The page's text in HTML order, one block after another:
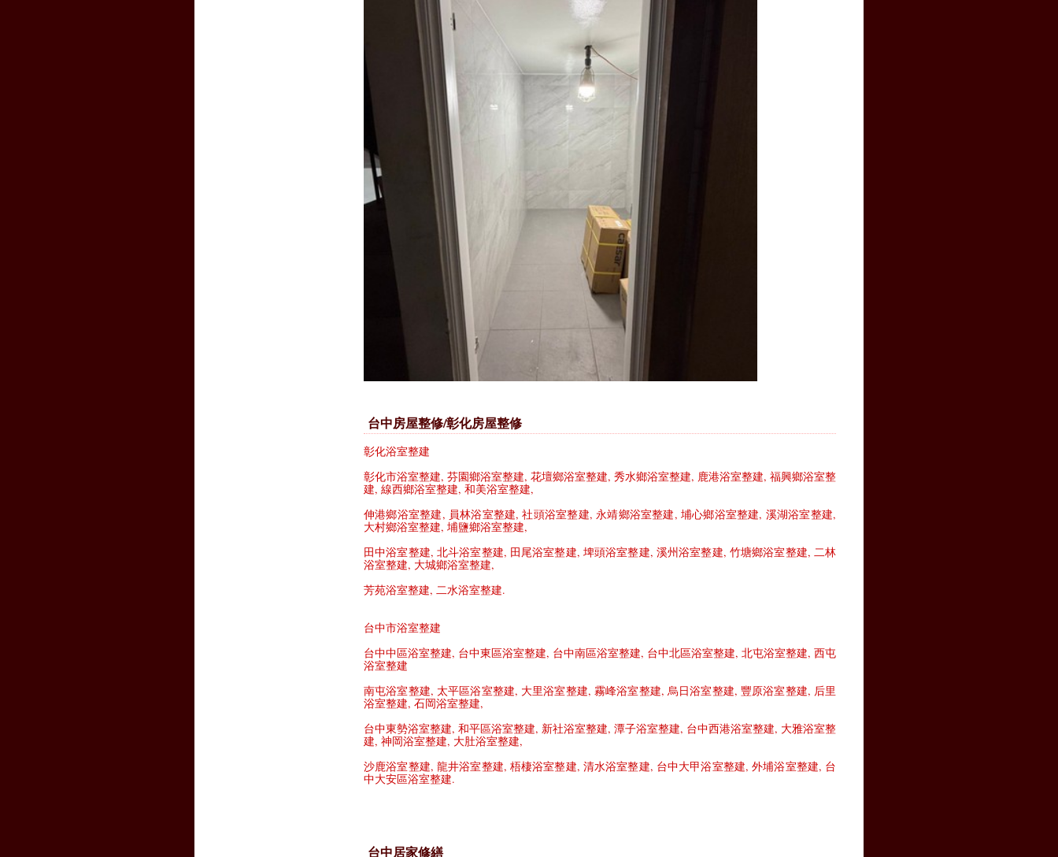
台中房屋整修/彰化房屋整修
彰化浴室整建
彰化市浴室整建, 芬園鄉浴室整建, 花壇鄉浴室整建, 秀水鄉浴室整建, 鹿港浴室整建, 福興鄉浴室整
建, 線西鄉浴室整建, 和美浴室整建,
伸港鄉浴室整建, 員林浴室整建,社頭浴室整建, 永靖鄉浴室整建, 埔心鄉浴室整建, 溪湖浴室整建,
大村鄉浴室整建, 埔鹽鄉浴室整建,
田中浴室整建, 北斗浴室整建, 田尾浴室整建, 埤頭浴室整建, 溪州浴室整建, 竹塘鄉浴室整建, 二林
浴室整建, 大城鄉浴室整建,
芳苑浴室整建, 二水浴室整建.
台中市浴室整建
台中中區浴室整建, 台中東區浴室整建, 台中南區浴室整建, 台中北區浴室整建, 北屯浴室整建, 西屯
浴室整建
南屯浴室整建, 太平區浴室整建, 大里浴室整建,霧峰浴室整建,烏日浴室整建, 豐原浴室整建, 后里
浴室整建, 石岡浴室整建,
台中東勢浴室整建, 和平區浴室整建, 新社浴室整建, 潭子浴室整建, 台中西港浴室整建, 大雅浴室整
建, 神岡浴室整建, 大肚浴室整建,
沙鹿浴室整建, 龍井浴室整建, 梧棲浴室整建, 清水浴室整建, 台中大甲浴室整建,外埔浴室整建, 台
中大安區浴室整建.
台中居家修繕